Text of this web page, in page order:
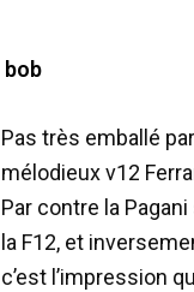
bob
Pas très emballé
mélodieux v12
Par contre la
la F12, et
c’est l’impression